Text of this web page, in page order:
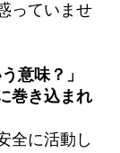
っていませ
意味？」
巻き込まれ
全に活動し